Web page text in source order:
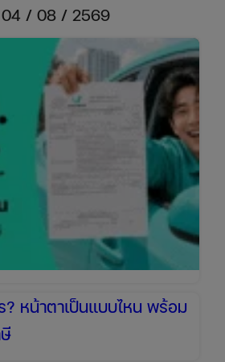
04 / 08 / 2569
? หน้าตาเป็นแบบไหน พร้อม